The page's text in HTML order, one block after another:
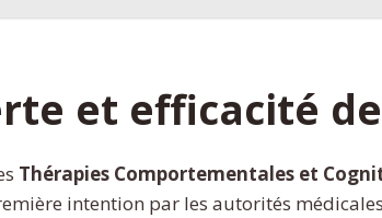
et efficacité
Thérapies Comportementales et
intention par les autorités